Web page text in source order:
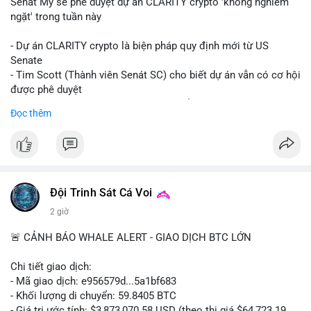
ngặt' trong tuần này
- Dự án CLARITY crypto là biện pháp quy định mới từ US
Senate
- Tim Scott (Thành viên Senát SC) cho biết dự án vẫn có cơ hội
được phê duyệt
trình
#vlikevn #titanbot
Đọc thêm
Đội Trinh Sát Cá Voi
2 giờ
🚨 CẢNH BÁO WHALE ALERT - GIAO DỊCH BTC LỚN
Chi tiết giao dịch:
- Mã giao dịch: e956579d...5a1bf683
- Khối lượng di chuyển: 59.8405 BTC